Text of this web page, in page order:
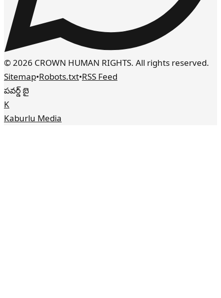
© 2026 CROWN HUMAN RIGHTS. All rights reserved.
Sitemap•Robots.txt•RSS Feed
పవర్డ్ బై
K
Kaburlu Media